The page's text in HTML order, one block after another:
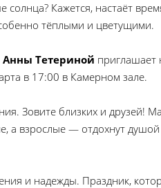
Кажется, настаёт
тёплыми и цветущими.
Анны Тетериной приглашает
в 17:00 в Камерном зале.
Зовите близких и друзей!
а взрослые — отдохнут
и надежды. Праздник,